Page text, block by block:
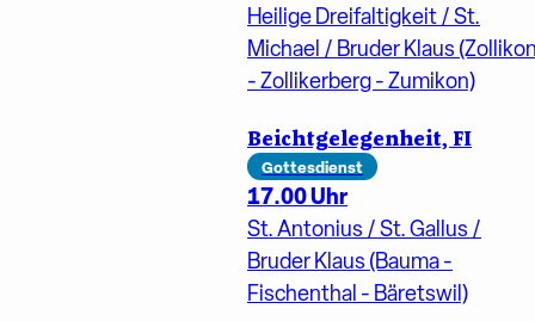
Heilige Dreifaltigkeit / St.
Michael / Bruder Klaus
- Zollikerberg - Zumikon)
Beichtgelegenheit, FI
Gottesdienst
17.00 Uhr
St. Antonius / St. Gallus /
Bruder Klaus (Bauma -
Fischenthal - Bäretswil)